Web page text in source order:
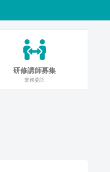
研修講師募集
業務委託